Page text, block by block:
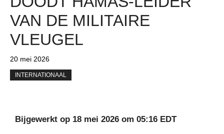
VAN DE MILITAIRE
VLEUGEL
20 mei 2026
INTERNATIONAAL
Bijgewerkt op 18 mei 2026 om 05:16 EDT